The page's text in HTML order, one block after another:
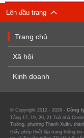
Lên đầu trang
Trang chủ
Xã hội
Kinh doanh
© Copyright 2012 - 2026 - Công
Tầng 17, 19, 20, 21 Toà nhà
Tưởng, phường Thanh Xuân,
Giấy phép thiết lập trang thông